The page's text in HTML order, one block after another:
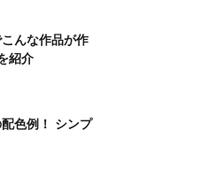
んな作品が作
紹介
色例！ シンプ